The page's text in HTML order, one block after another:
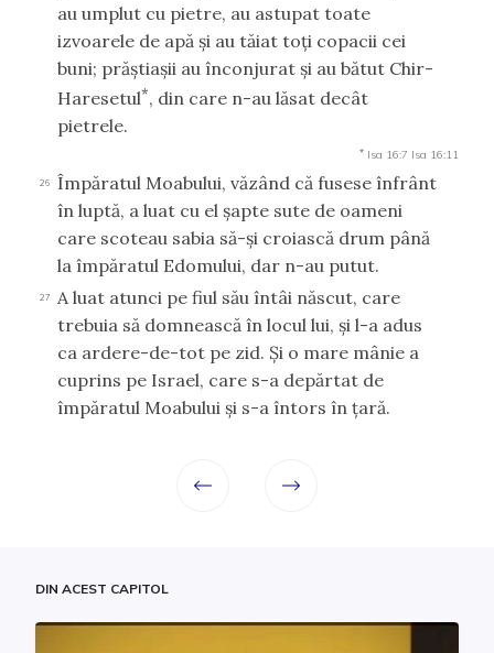
au umplut cu pietre, au astupat toate
izvoarele de apă şi au tăiat toţi copacii cei
buni; prăştiaşii au înconjurat şi au bătut Chir-
Haresetul*, din care n-au lăsat decât
pietrele.
* Isa 16:7 Isa 16:11
26
Împăratul Moabului, văzând că fusese înfrânt
în luptă, a luat cu el şapte sute de oameni
care scoteau sabia să-şi croiască drum până
la împăratul Edomului, dar n-au putut.
27
A luat atunci pe fiul său întâi născut, care
trebuia să domnească în locul lui, şi l-a adus
ca ardere-de-tot pe zid. Şi o mare mânie a
cuprins pe Israel, care s-a depărtat de
împăratul Moabului şi s-a întors în ţară.
DIN ACEST CAPITOL